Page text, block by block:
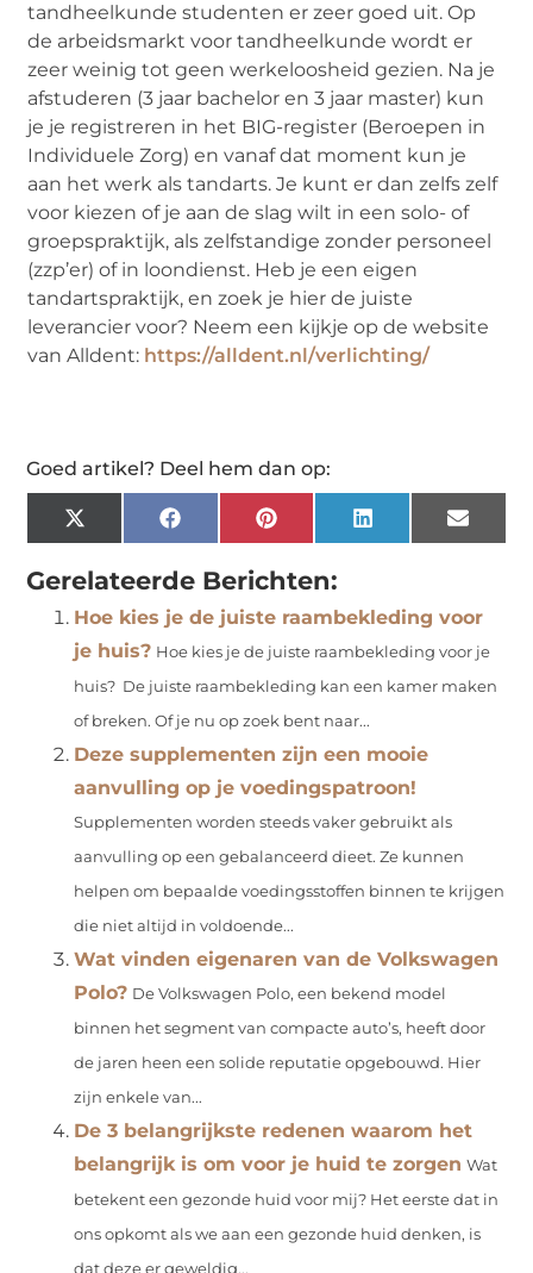
tandheelkunde studenten er zeer goed uit. Op
de arbeidsmarkt voor tandheelkunde wordt er
zeer weinig tot geen werkeloosheid gezien. Na je
afstuderen (3 jaar bachelor en 3 jaar master) kun
je je registreren in het BIG-register (Beroepen in
Individuele Zorg) en vanaf dat moment kun je
aan het werk als tandarts. Je kunt er dan zelfs zelf
voor kiezen of je aan de slag wilt in een solo- of
groepspraktijk, als zelfstandige zonder personeel
(zzp’er) of in loondienst. Heb je een eigen
tandartspraktijk, en zoek je hier de juiste
leverancier voor? Neem een kijkje op de website
van Alldent: https://alldent.nl/verlichting/
Goed artikel? Deel hem dan op:
X
(Twitter)
FacebookPinterestLinkedInEmail
Gerelateerde Berichten:
Hoe kies je de juiste raambekleding voor
je huis? Hoe kies je de juiste raambekleding voor je
huis? De juiste raambekleding kan een kamer maken
of breken. Of je nu op zoek bent naar...
Deze supplementen zijn een mooie
aanvulling op je voedingspatroon!
Supplementen worden steeds vaker gebruikt als
aanvulling op een gebalanceerd dieet. Ze kunnen
helpen om bepaalde voedingsstoffen binnen te krijgen
die niet altijd in voldoende...
Wat vinden eigenaren van de Volkswagen
Polo? De Volkswagen Polo, een bekend model
binnen het segment van compacte auto’s, heeft door
de jaren heen een solide reputatie opgebouwd. Hier
zijn enkele van...
De 3 belangrijkste redenen waarom het
belangrijk is om voor je huid te zorgen Wat
betekent een gezonde huid voor mij? Het eerste dat in
ons opkomt als we aan een gezonde huid denken, is
dat deze er geweldig...